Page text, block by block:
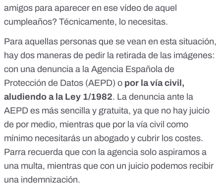
amigos para aparecer en ese vídeo de aquel
cumpleaños? Técnicamente, lo necesitas.
Para aquellas personas que se vean en esta situación,
hay dos maneras de pedir la retirada de las imágenes:
con una denuncia a la Agencia Española de
Protección de Datos (AEPD) o por la vía civil,
aludiendo a la Ley 1/1982. La denuncia ante la
AEPD es más sencilla y gratuita, ya que no hay juicio
de por medio, mientras que por la vía civil como
mínimo necesitarás un abogado y cubrir los costes.
Parra recuerda que con la agencia solo aspiramos a
una multa, mientras que con un juicio podemos recibir
una indemnización.